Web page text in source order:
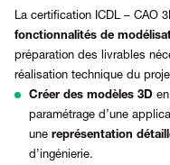
La certification ICDL – CAO
fonctionnalités de
préparation des livrables
réalisation technique du
Créer des modèles 3D
paramétrage d’une
une représentation
d’ingénierie.